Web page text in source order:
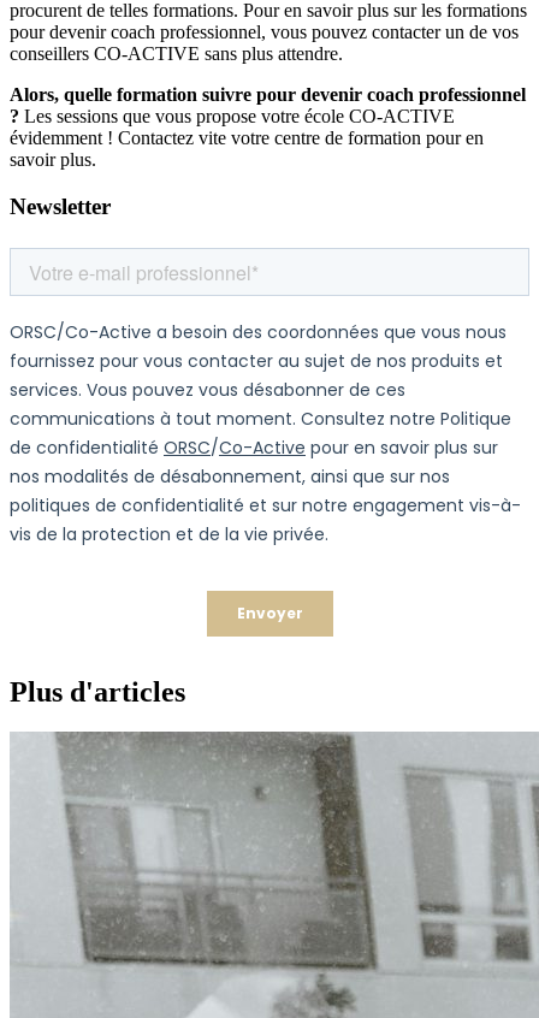
procurent de telles formations. Pour en savoir plus sur les formations
pour devenir coach professionnel, vous pouvez contacter un de vos
conseillers CO-ACTIVE sans plus attendre.
Alors, quelle formation suivre pour devenir coach professionnel
? Les sessions que vous propose votre école CO-ACTIVE
évidemment ! Contactez vite votre centre de formation pour en
savoir plus.
Newsletter
Plus d'articles